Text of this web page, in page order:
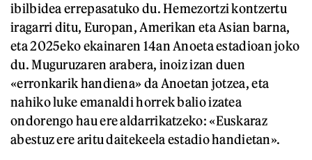
ibilbidea errepasatuko du. Hemezortzi kontzertu
iragarri ditu, Europan, Amerikan eta Asian barna,
eta 2025eko ekainaren 14an Anoeta estadioan joko
du. Muguruzaren arabera, inoiz izan duen
«erronkarik handiena» da Anoetan jotzea, eta
nahiko luke emanaldi horrek balio izatea
ondorengo hau ere aldarrikatzeko: «Euskaraz
abestuz ere aritu daitekeela estadio handietan».